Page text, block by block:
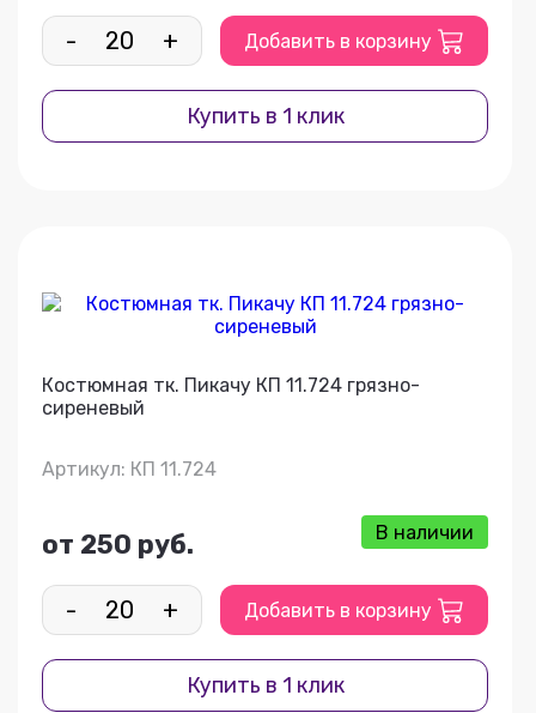
- + Добавить в корзину
Купить в 1 клик
Костюмная тк. Пикачу КП 11.724 грязно-
сиреневый
Артикул: КП 11.724
от 250 руб. В наличии
- + Добавить в корзину
Купить в 1 клик